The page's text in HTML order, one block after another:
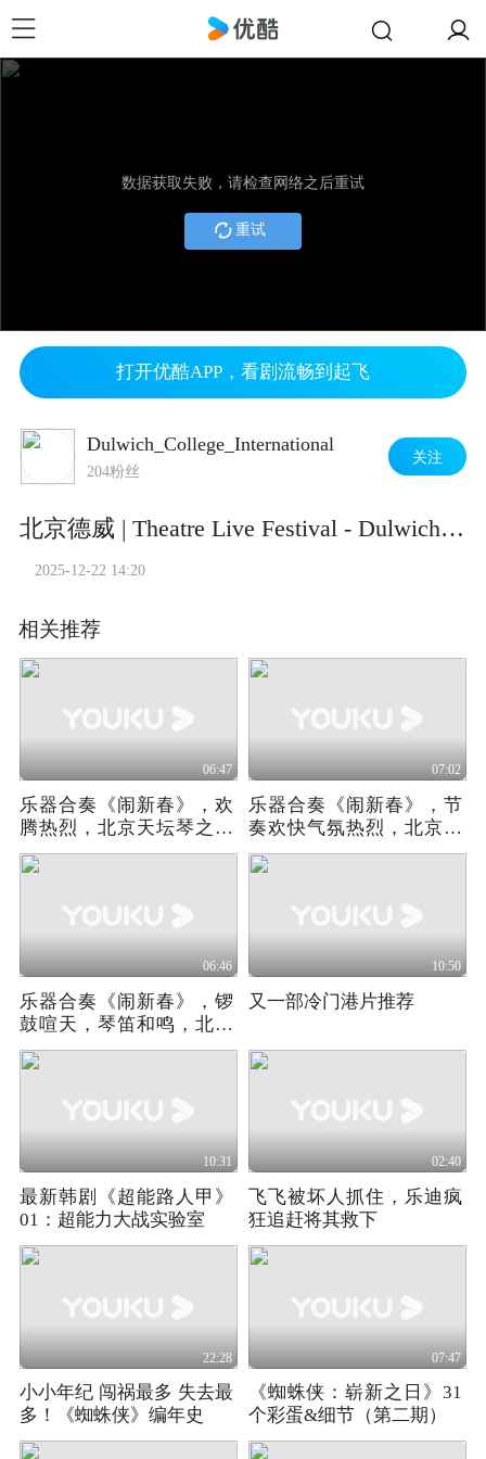
数据获取失败，请检查网络之后重试
重试
打开优酷APP，看剧流畅到起飞
Dulwich_College_International
204粉丝
关注
北京德威 | Theatre Live Festival - Dulwich College Chamber Orchestra
2025-12-22 14:20
相关推荐
06:47
乐器合奏《闹新春》，欢
腾热烈，北京天坛琴之声
民乐团
07:02
乐器合奏《闹新春》，节
奏欢快气氛热烈，北京天
坛琴之声民乐团
06:46
乐器合奏《闹新春》，锣
鼓喧天，琴笛和鸣，北京
天坛琴之声民乐团
10:50
又一部冷门港片推荐
10:31
最新韩剧《超能路人甲》
01：超能力大战实验室
02:40
飞飞被坏人抓住，乐迪疯
狂追赶将其救下
22:28
小小年纪 闯祸最多 失去最
多！《蜘蛛侠》编年史
07:47
《蜘蛛侠：崭新之日》31
个彩蛋&细节（第二期）